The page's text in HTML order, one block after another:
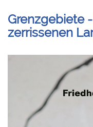
Grenzgebiete
zerrissenen